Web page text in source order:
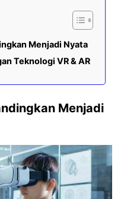
Menjadi Nyata
Teknologi VR & AR
Menjadi